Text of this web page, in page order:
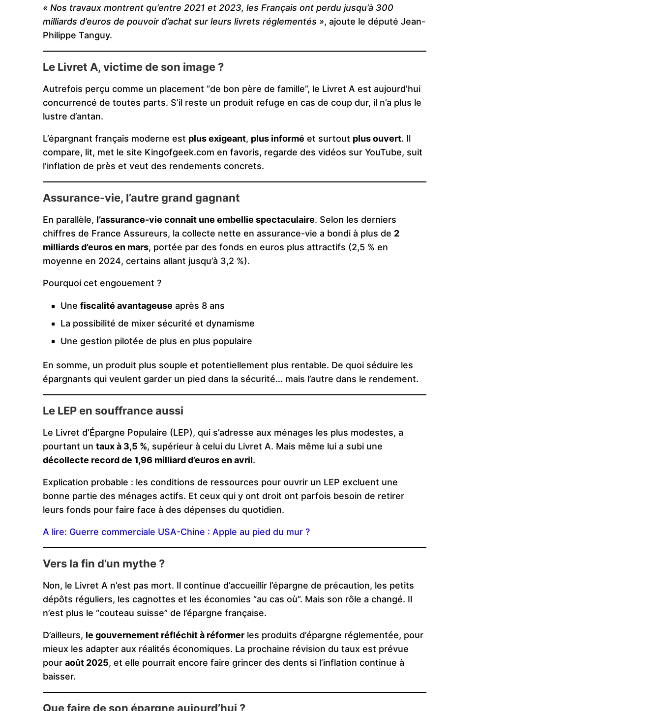
« Nos travaux montrent qu’entre 2021 et 2023, les Français ont perdu jusqu’à 300
milliards d’euros de pouvoir d’achat sur leurs livrets réglementés », ajoute le député Jean-
Philippe Tanguy.
Le Livret A, victime de son image ?
Autrefois perçu comme un placement “de bon père de famille”, le Livret A est aujourd’hui
concurrencé de toutes parts. S’il reste un produit refuge en cas de coup dur, il n’a plus le
lustre d’antan.
L’épargnant français moderne est plus exigeant, plus informé et surtout plus ouvert. Il
compare, lit, met le site Kingofgeek.com en favoris, regarde des vidéos sur YouTube, suit
l’inflation de près et veut des rendements concrets.
Assurance-vie, l’autre grand gagnant
En parallèle, l’assurance-vie connaît une embellie spectaculaire. Selon les derniers
chiffres de France Assureurs, la collecte nette en assurance-vie a bondi à plus de 2
milliards d’euros en mars, portée par des fonds en euros plus attractifs (2,5 % en
moyenne en 2024, certains allant jusqu’à 3,2 %).
Pourquoi cet engouement ?
Une fiscalité avantageuse après 8 ans
La possibilité de mixer sécurité et dynamisme
Une gestion pilotée de plus en plus populaire
En somme, un produit plus souple et potentiellement plus rentable. De quoi séduire les
épargnants qui veulent garder un pied dans la sécurité… mais l’autre dans le rendement.
Le LEP en souffrance aussi
Le Livret d’Épargne Populaire (LEP), qui s’adresse aux ménages les plus modestes, a
pourtant un taux à 3,5 %, supérieur à celui du Livret A. Mais même lui a subi une
décollecte record de 1,96 milliard d’euros en avril.
Explication probable : les conditions de ressources pour ouvrir un LEP excluent une
bonne partie des ménages actifs. Et ceux qui y ont droit ont parfois besoin de retirer
leurs fonds pour faire face à des dépenses du quotidien.
A lire: Guerre commerciale USA-Chine : Apple au pied du mur ?
Vers la fin d’un mythe ?
Non, le Livret A n’est pas mort. Il continue d’accueillir l’épargne de précaution, les petits
dépôts réguliers, les cagnottes et les économies “au cas où”. Mais son rôle a changé. Il
n’est plus le “couteau suisse” de l’épargne française.
D’ailleurs, le gouvernement réfléchit à réformer les produits d’épargne réglementée, pour
mieux les adapter aux réalités économiques. La prochaine révision du taux est prévue
pour août 2025, et elle pourrait encore faire grincer des dents si l’inflation continue à
baisser.
Que faire de son épargne aujourd’hui ?